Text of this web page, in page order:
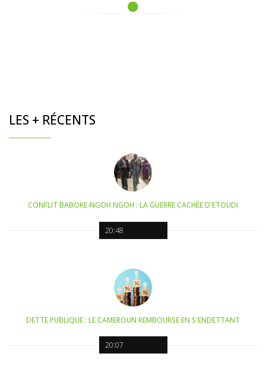
LES + RÉCENTS
20:48
CONFLIT BABOKE-NGOH NGOH : LA GUERRE CACHÉE D'ETOUDI
20:07
DETTE PUBLIQUE : LE CAMEROUN REMBOURSE EN S'ENDETTANT